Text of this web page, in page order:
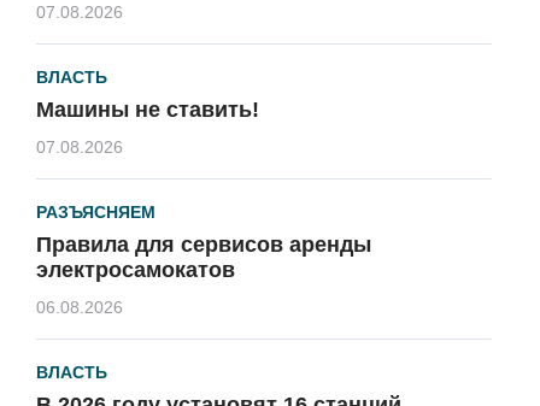
07.08.2026
ВЛАСТЬ
Машины не ставить!
07.08.2026
РАЗЪЯСНЯЕМ
Правила для сервисов аренды
электросамокатов
06.08.2026
ВЛАСТЬ